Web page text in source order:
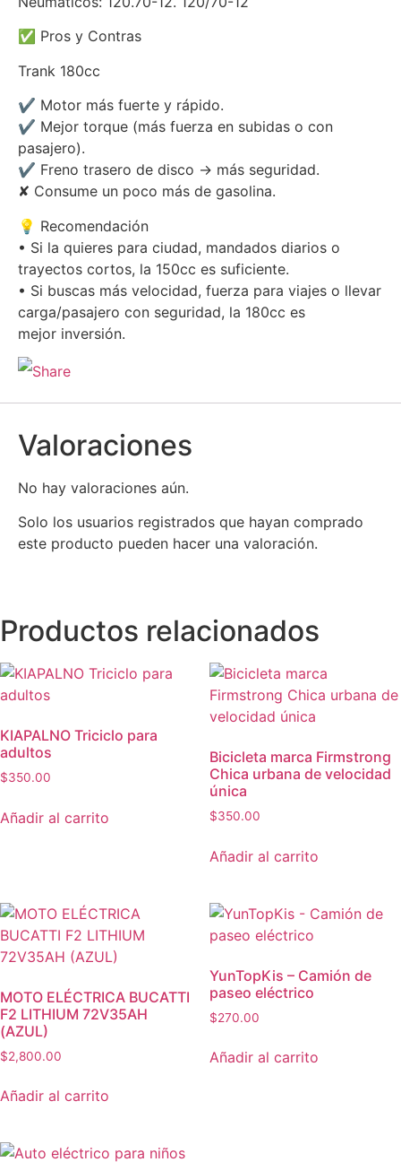
✅ Pros y Contras
Trank 180cc
✔ Motor más fuerte y rápido.
✔ Mejor torque (más fuerza en subidas o con
pasajero).
✔ Freno trasero de disco → más seguridad.
✘ Consume un poco más de gasolina.
💡 Recomendación
• Si la quieres para ciudad, mandados diarios o
trayectos cortos, la 150cc es suficiente.
• Si buscas más velocidad, fuerza para viajes o llevar
carga/pasajero con seguridad, la 180cc es
mejor inversión.
Valoraciones
No hay valoraciones aún.
Solo los usuarios registrados que hayan comprado
este producto pueden hacer una valoración.
Productos relacionados
KIAPALNO Triciclo para
adultos
$350.00
Añadir al carrito
Bicicleta marca Firmstrong
Chica urbana de velocidad
única
$350.00
Añadir al carrito
MOTO ELÉCTRICA BUCATTI
F2 LITHIUM 72V35AH
(AZUL)
$2,800.00
Añadir al carrito
YunTopKis – Camión de
paseo eléctrico
$270.00
Añadir al carrito